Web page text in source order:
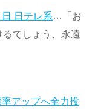
日テレ系…「お
でしょう、永遠
アップへ全力投